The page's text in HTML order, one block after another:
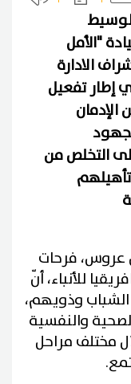
"الأمل
الادارة
إطار تفعيل
الإدمان
التخلص من
عروس، فرحات
للأنباء، أنّ
الشباب وذويهم،
والنفسية
مختلف مراحل